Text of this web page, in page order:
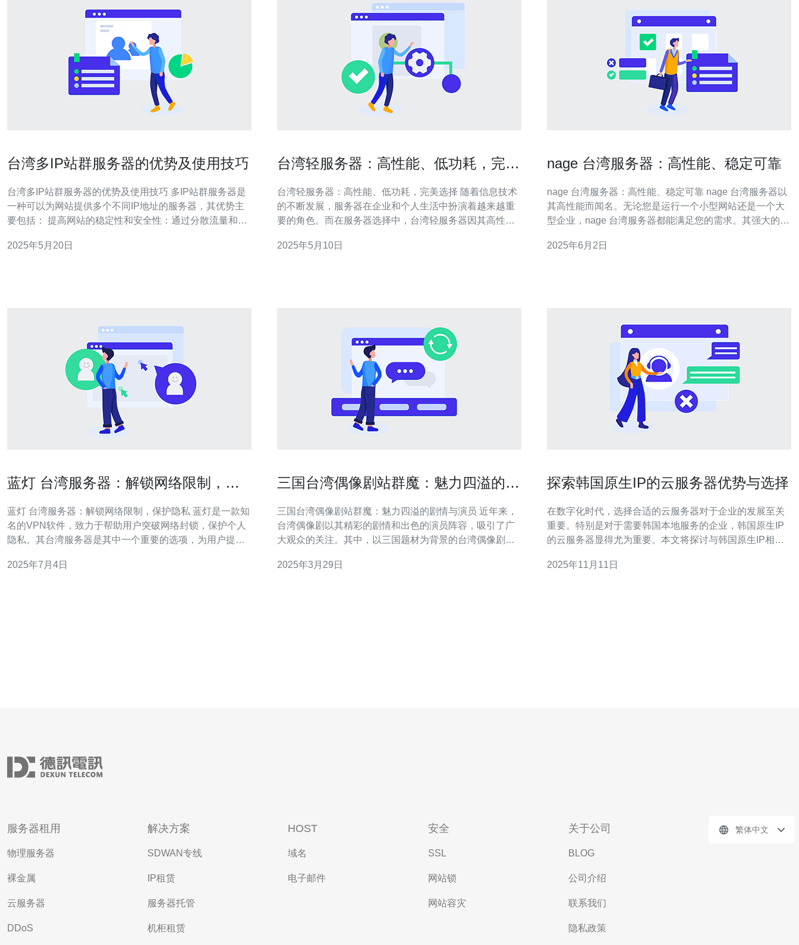
台湾多IP站群服务器的优势及使用技巧
台湾多IP站群服务器的优势及使用技巧 多IP站群服务器是
一种可以为网站提供多个不同IP地址的服务器，其优势主
要包括： 提高网站的稳定性和安全性：通过分散流量和风
擎更倾向于信任来自多个IP地址的网站，提升网
2025年5月20日
台湾轻服务器：高性能、低功耗，完美
台湾轻服务器：高性能、低功耗，完美选择 随着信息技术
的不断发展，服务器在企业和个人生活中扮演着越来越重
要的角色。而在服务器选择中，台湾轻服务器因其高性
服务器以其优秀的性能著称，采用了先进的处理器和存储
2025年5月10日
nage 台湾服务器：高性能、稳定可靠
nage 台湾服务器：高性能、稳定可靠 nage 台湾服务器以
其高性能而闻名。无论您是运行一个小型网站还是一个大
型企业，nage 台湾服务器都能满足您的需求。其强大的处
户请求，提供流畅的用户体验。 nage 台湾服务器的稳定
2025年6月2日
蓝灯 台湾服务器：解锁网络限制，保
蓝灯 台湾服务器：解锁网络限制，保护隐私 蓝灯是一款知
名的VPN软件，致力于帮助用户突破网络封锁，保护个人
隐私。其台湾服务器是其中一个重要的选项，为用户提供
的审查和封锁，导致用户无法访问特定网站或使用特定应
2025年7月4日
三国台湾偶像剧站群魔：魅力四溢的剧
三国台湾偶像剧站群魔：魅力四溢的剧情与演员 近年来，
台湾偶像剧以其精彩的剧情和出色的演员阵容，吸引了广
大观众的关注。其中，以三国题材为背景的台湾偶像剧更
析其剧情和演员的亮点。 三国台湾偶像剧以三国时期的历
2025年3月29日
探索韩国原生IP的云服务器优势与选择
在数字化时代，选择合适的云服务器对于企业的发展至关
重要。特别是对于需要韩国本地服务的企业，韩国原生IP
的云服务器显得尤为重要。本文将探讨与韩国原生IP相关
生IP云服务器是指在韩国本地数据中心提供的云计算服
2025年11月11日
服务器租用
物理服务器
裸金属
云服务器
DDoS
解决方案
SDWAN专线
IP租赁
服务器托管
机柜租赁
HOST
域名
电子邮件
安全
SSL
网站锁
网站容灾
关于公司
BLOG
公司介绍
联系我们
隐私政策
繁体中文